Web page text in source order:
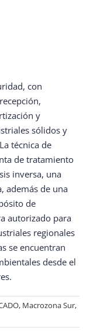
con
y
sólidos y
técnica de
de tratamiento
inversa, una
además de una
de
autorizado para
regionales
se encuentran
desde el
, Macrozona Sur,